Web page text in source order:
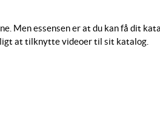
Men essensen er at du kan få dit
at tilknytte videoer til sit katalog.